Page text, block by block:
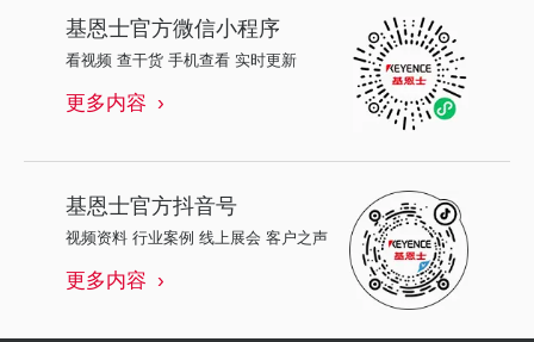
基恩士官方微信小程序
看视频 查干货 手机查看 实时更新
更多内容
基恩士官方抖音号
视频资料 行业案例 线上展会 客户之声
更多内容